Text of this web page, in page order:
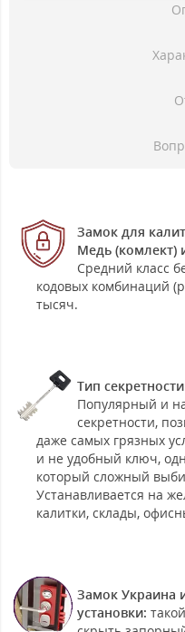
Замок для
Медь (комлект)
Средний класс
кодовых комбинаций
тысяч.
Тип
Популярный и
секретности,
даже самых грязных
и не удобный ключ,
который сложный
Устанавливается на
калитки, склады,
Замок Украина
установки: